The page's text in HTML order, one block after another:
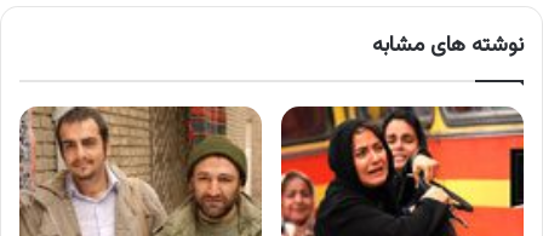
نوشته های مشابه